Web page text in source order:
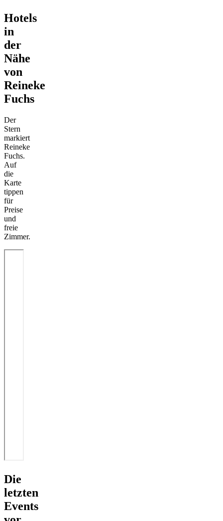
Hotels
in
der
Nähe
von
Reineke
Fuchs
Der
Stern
markiert
Reineke
Fuchs.
Auf
die
Karte
tippen
für
Preise
und
freie
Zimmer.
Die
letzten
Events